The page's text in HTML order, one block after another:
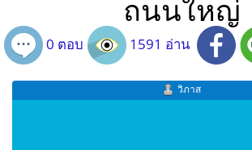
ถนนใหญ่
0 ตอบ 1591 อ่าน
วิภาส